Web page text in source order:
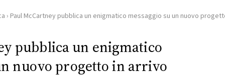
› Paul McCartney pubblica un enigmatico messaggio su un nuovo
pubblica un enigmatico
nuovo progetto in arrivo